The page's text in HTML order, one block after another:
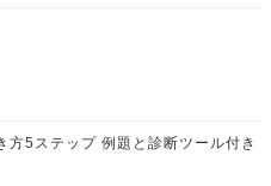
方5ステップ 例題と診断ツール付き